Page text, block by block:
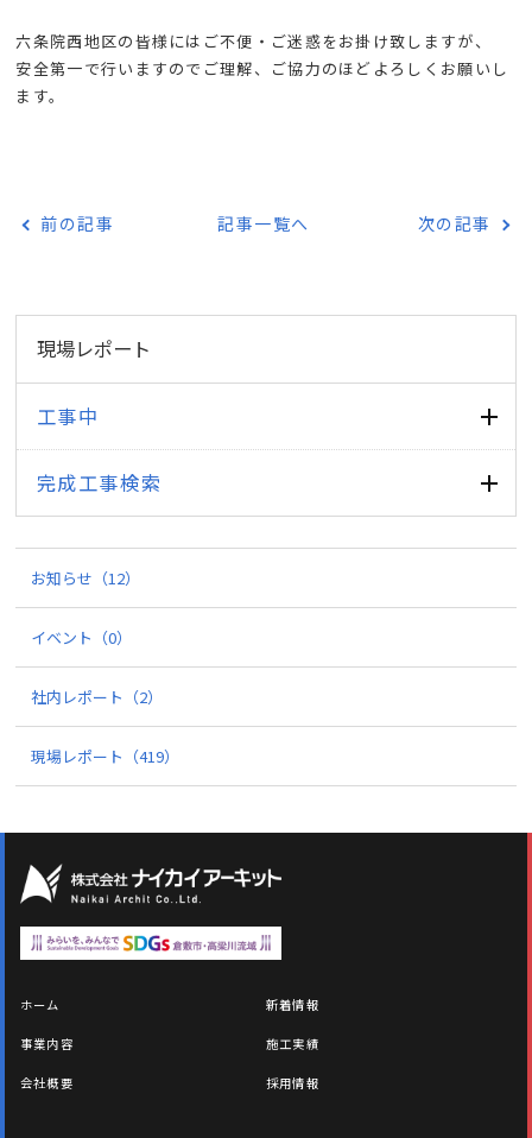
六条院西地区の皆様にはご不便・ご迷惑をお掛け致しますが、
安全第一で行いますのでご理解、ご協力のほどよろしくお願いし
ます。
前の記事 記事一覧へ 次の記事
現場レポート
工事中
完成工事検索
お知らせ （12）
イベント （0）
社内レポート （2）
現場レポート （419）
ホーム 新着情報
事業内容 施工実績
会社概要 採用情報